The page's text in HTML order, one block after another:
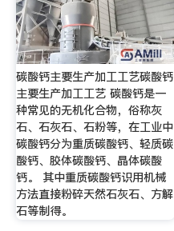
碳酸钙主要生产加工工艺碳酸钙
主要生产加工工艺 碳酸钙是一
种常见的无机化合物，俗称灰
石、石灰石、石粉等，在工业中
碳酸钙分为重质碳酸钙、轻质碳
酸钙、胶体碳酸钙、晶体碳酸
钙。 其中重质碳酸钙识用机械
方法直接粉碎天然石灰石、方解
石等制得。